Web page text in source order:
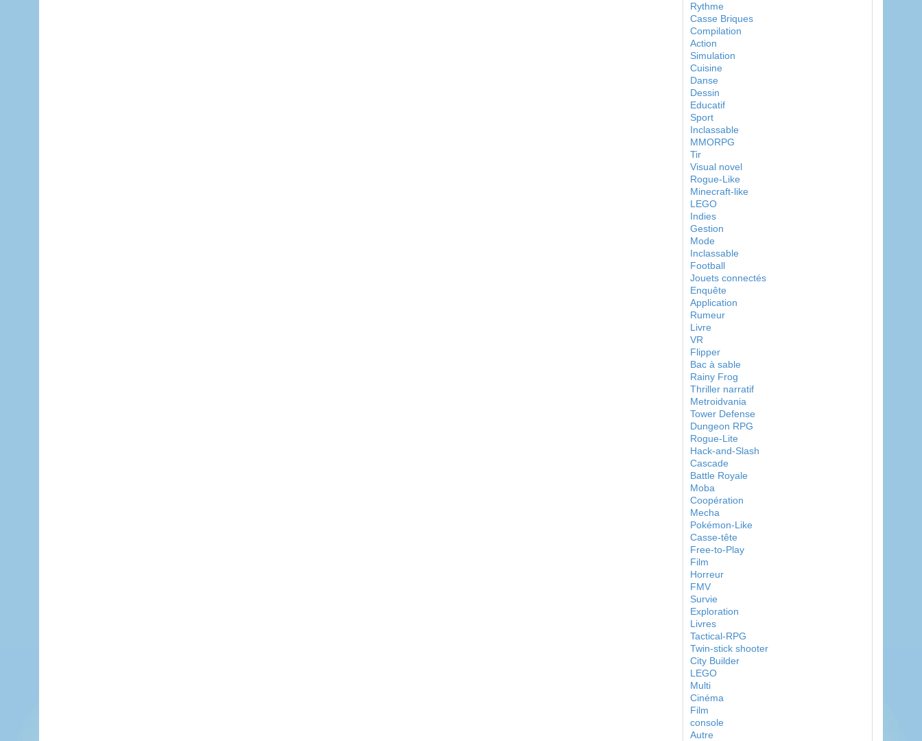
Rythme
Casse Briques
Compilation
Action
Simulation
Cuisine
Danse
Dessin
Educatif
Sport
Inclassable
MMORPG
Tir
Visual novel
Rogue-Like
Minecraft-like
LEGO
Indies
Gestion
Mode
Inclassable
Football
Jouets connectés
Enquête
Application
Rumeur
Livre
VR
Flipper
Bac à sable
Rainy Frog
Thriller narratif
Metroidvania
Tower Defense
Dungeon RPG
Rogue-Lite
Hack-and-Slash
Cascade
Battle Royale
Moba
Coopération
Mecha
Pokémon-Like
Casse-tête
Free-to-Play
Film
Horreur
FMV
Survie
Exploration
Livres
Tactical-RPG
Twin-stick shooter
City Builder
LEGO
Multi
Cinéma
Film
console
Autre